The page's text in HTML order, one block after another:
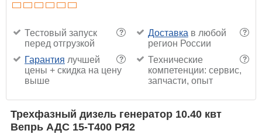
?
Тестовый запуск
перед отгрузкой
?
Доставка в любой
регион России
?
Гарантия лучшей
цены + скидка на цену
выше
?
Технические
компетенции: сервис,
запчасти, опыт
Трехфазный дизель генератор 10.40 квт
Вепрь АДС 15-Т400 РЯ2